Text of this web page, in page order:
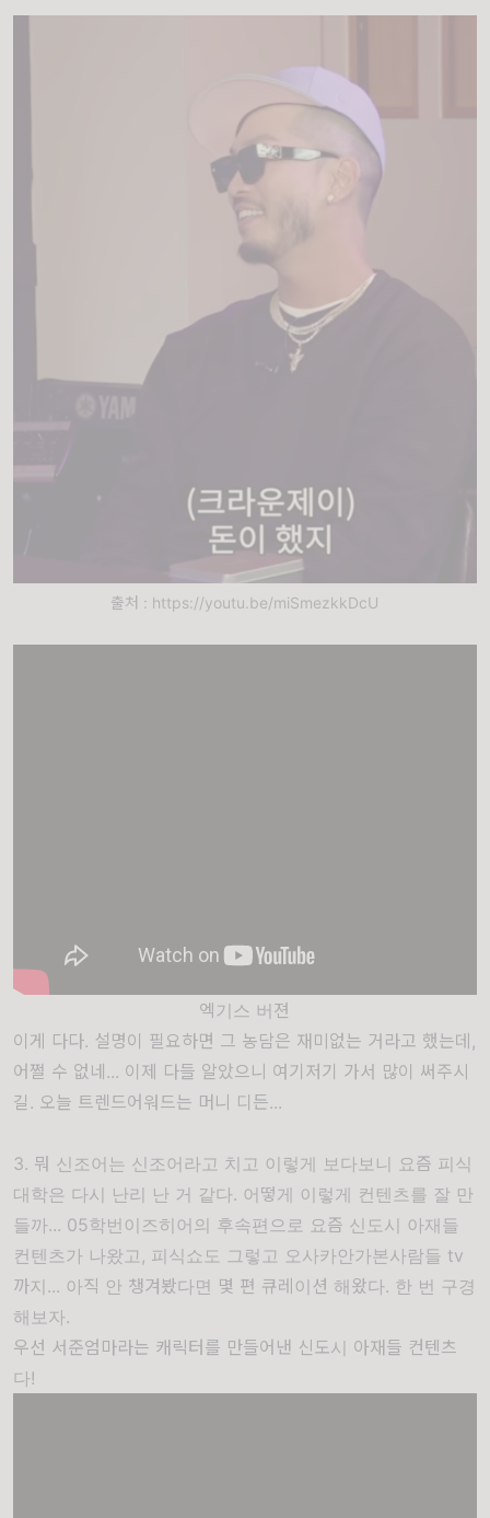
출처 : https://youtu.be/miSmezkkDcU
엑기스 버젼
이게 다다. 설명이 필요하면 그 농담은 재미없는 거라고 했는데,
어쩔 수 없네... 이제 다들 알았으니 여기저기 가서 많이 써주시
길. 오늘 트렌드어워드는 머니 디든...
3. 뭐 신조어는 신조어라고 치고 이렇게 보다보니 요즘 피식
대학은 다시 난리 난 거 같다. 어떻게 이렇게 컨텐츠를 잘 만
들까... 05학번이즈히어의 후속편으로 요즘 신도시 아재들
컨텐츠가 나왔고, 피식쇼도 그렇고 오사카안가본사람들 tv
까지... 아직 안 챙겨봤다면 몇 편 큐레이션 해왔다. 한 번 구경
해보자.
우선 서준엄마라는 캐릭터를 만들어낸 신도시 아재들 컨텐츠
다!